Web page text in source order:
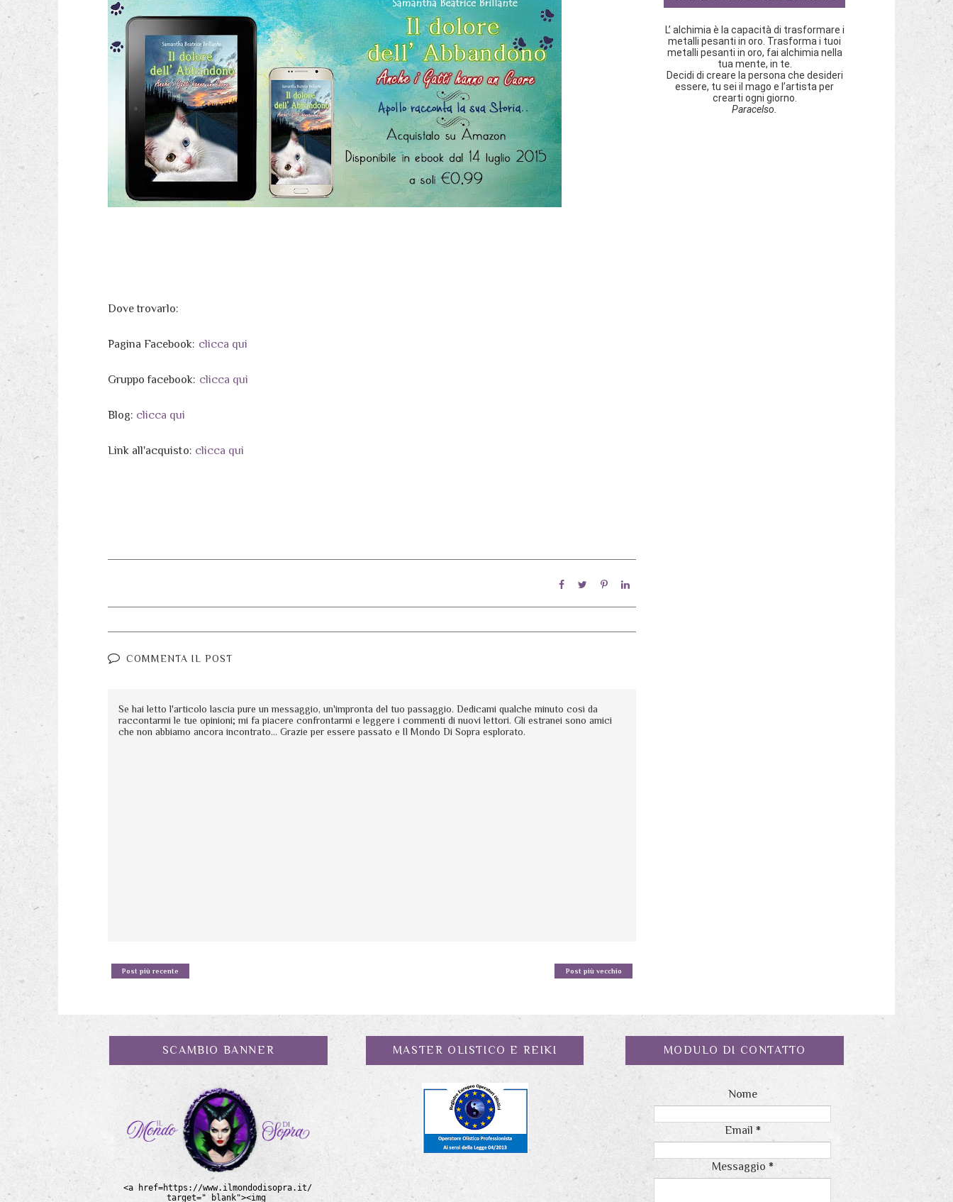
Dove trovarlo:
Pagina Facebook: clicca qui
Gruppo facebook: clicca qui
Blog: clicca qui
Link all'acquisto: clicca qui
COMMENTA IL POST
Se hai letto l'articolo lascia pure un messaggio, un'impronta del tuo passaggio. Dedicami qualche minuto così da
raccontarmi le tue opinioni; mi fa piacere confrontarmi e leggere i commenti di nuovi lettori. Gli estranei sono amici
che non abbiamo ancora incontrato... Grazie per essere passato e Il Mondo Di Sopra esplorato.
Post più recente Post più vecchio
L’ alchimia è la capacità di trasformare i
metalli pesanti in oro. Trasforma i tuoi
metalli pesanti in oro, fai alchimia nella
tua mente, in te.
Decidi di creare la persona che desideri
essere, tu sei il mago e l’artista per
crearti ogni giorno.
Paracelso.
SCAMBIO BANNER MASTER OLISTICO E REIKI MODULO DI CONTATTO
Nome
Email *
Messaggio *